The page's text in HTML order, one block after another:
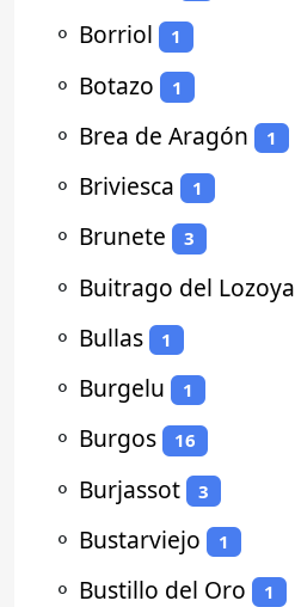
⚬ Borriol 1
⚬ Botazo 1
⚬ Brea de Aragón 1
⚬ Briviesca 1
⚬ Brunete 3
⚬ Buitrago del Lozoya
⚬ Bullas 1
⚬ Burgelu 1
⚬ Burgos 16
⚬ Burjassot 3
⚬ Bustarviejo 1
⚬ Bustillo del Oro 1